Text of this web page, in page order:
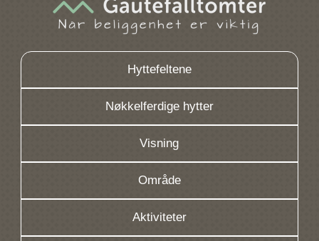
Hyttefeltene
Nøkkelferdige hytter
Visning
Område
Aktiviteter